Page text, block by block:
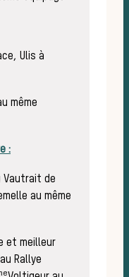
Ulis à
même
:
Vautrait de
au même
et meilleur
Rallye